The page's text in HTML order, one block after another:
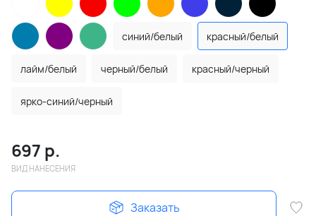
синий/белый красный/белый
лайм/белый черный/белый красный/черный
ярко-синий/черный
697 р.
ВИД НАНЕСЕНИЯ
Заказать